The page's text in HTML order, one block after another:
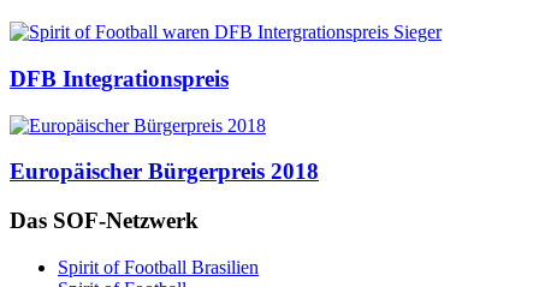
DFB Integrationspreis
Europäischer Bürgerpreis 2018
Das SOF-Netzwerk
Spirit of Football Brasilien